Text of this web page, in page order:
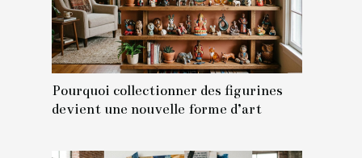
Pourquoi collectionner des figurines
devient une nouvelle forme d’art